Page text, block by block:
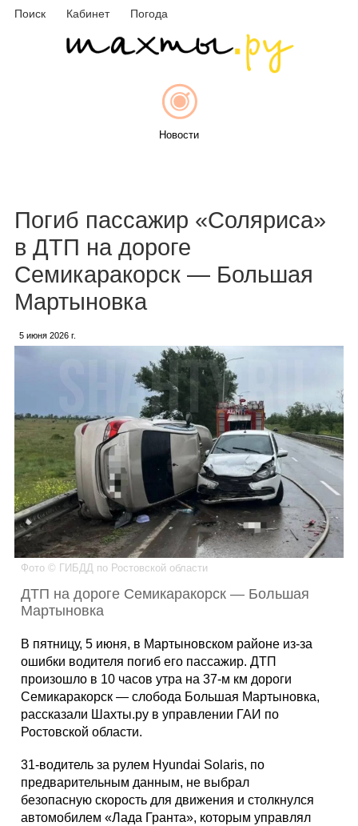
Поиск Кабинет Погода
Новости
Объявления
Каталог
Инфо
Гороскоп
Карты
Фотогалерея
Погиб пассажир «Соляриса»
в ДТП на дороге
Семикаракорск — Большая
Мартыновка
5 июня 2026 г.
Фото © ГИБДД по Ростовской области
ДТП на дороге Семикаракорск — Большая
Мартыновка
В пятницу, 5 июня, в Мартыновском районе из-за
ошибки водителя погиб его пассажир. ДТП
произошло в 10 часов утра на 37-м км дороги
Семикаракорск — слобода Большая Мартыновка,
рассказали Шахты.ру в управлении ГАИ по
Ростовской области.
31-водитель за рулем Hyundai Solaris, по
предварительным данным, не выбрал
безопасную скорость для движения и столкнулся
автомобилем «Лада Гранта», которым управлял